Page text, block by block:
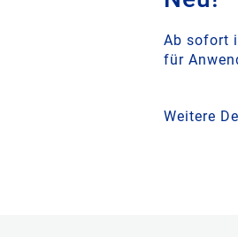
Ab sofort
für
Weitere